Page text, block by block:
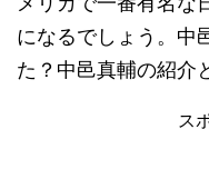
になるでしょう。中
た？中邑真輔の紹介
ス